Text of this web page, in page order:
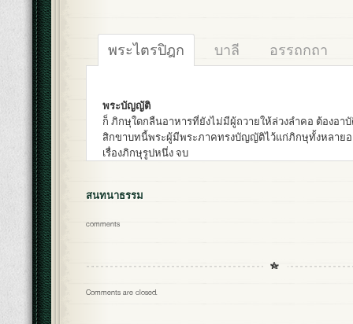
พระไตรปิฎก บาลี อรรถกถา
พระบัญญัติ
ก็ ภิกษุใดกลืนอาหารที่ยังไม่มีผู้ถวายให้ล่วงลำคอ ต้องอา
สิกขาบทนี้พระผู้มีพระภาคทรงบัญญัติไว้แก่ภิกษุทั้งหลาย
เรื่องภิกษุรูปหนึ่ง จบ
สนทนาธรรม
comments
Comments are closed.